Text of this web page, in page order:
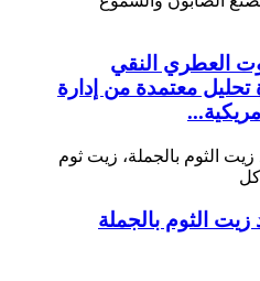
العطري النقي
تحليل معتمدة من إدارة
الثوم بالجملة